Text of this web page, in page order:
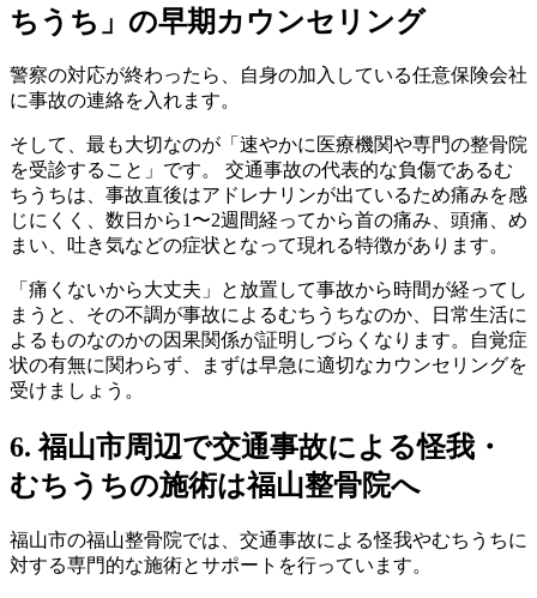
ちうち」の早期カウンセリング
警察の対応が終わったら、自身の加入している任意保険会社
に事故の連絡を入れます。
そして、最も大切なのが「速やかに医療機関や専門の整骨院
を受診すること」です。 交通事故の代表的な負傷であるむ
ちうちは、事故直後はアドレナリンが出ているため痛みを感
じにくく、数日から1〜2週間経ってから首の痛み、頭痛、め
まい、吐き気などの症状となって現れる特徴があります。
「痛くないから大丈夫」と放置して事故から時間が経ってし
まうと、その不調が事故によるむちうちなのか、日常生活に
よるものなのかの因果関係が証明しづらくなります。自覚症
状の有無に関わらず、まずは早急に適切なカウンセリングを
受けましょう。
6. 福山市周辺で交通事故による怪我・
むちうちの施術は福山整骨院へ
福山市の福山整骨院では、交通事故による怪我やむちうちに
対する専門的な施術とサポートを行っています。